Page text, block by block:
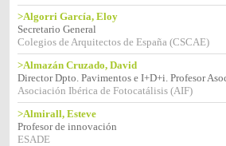
>Algorri García, Eloy
Secretario General
Colegios de Arquitectos de España (CSCAE)
>Almazán Cruzado, David
Director Dpto. Pavimentos e I+D+i. Profesor
Asociación Ibérica de Fotocatálisis (AIF)
>Almirall, Esteve
Profesor de innovación
ESADE